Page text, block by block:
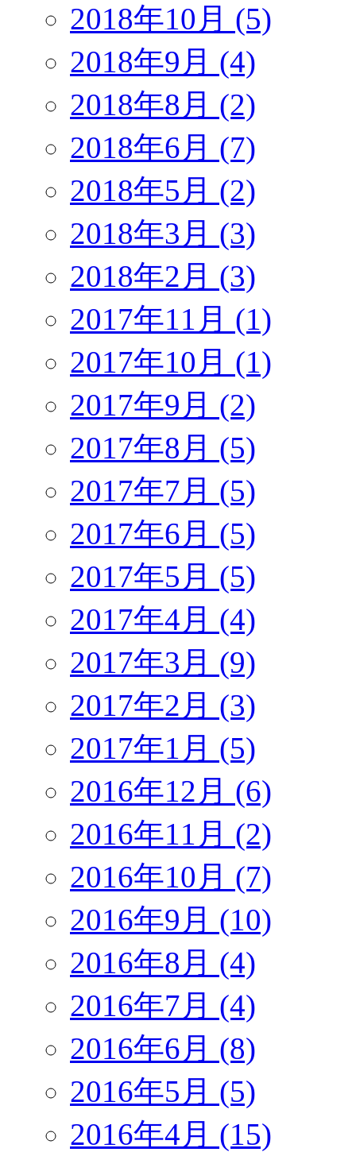
2018年10月 (5)
2018年9月 (4)
2018年8月 (2)
2018年6月 (7)
2018年5月 (2)
2018年3月 (3)
2018年2月 (3)
2017年11月 (1)
2017年10月 (1)
2017年9月 (2)
2017年8月 (5)
2017年7月 (5)
2017年6月 (5)
2017年5月 (5)
2017年4月 (4)
2017年3月 (9)
2017年2月 (3)
2017年1月 (5)
2016年12月 (6)
2016年11月 (2)
2016年10月 (7)
2016年9月 (10)
2016年8月 (4)
2016年7月 (4)
2016年6月 (8)
2016年5月 (5)
2016年4月 (15)